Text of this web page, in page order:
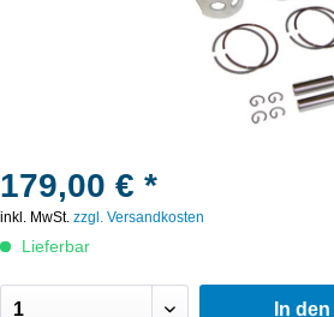
179,00 € *
inkl. MwSt. zzgl. Versandkosten
Lieferbar
In den